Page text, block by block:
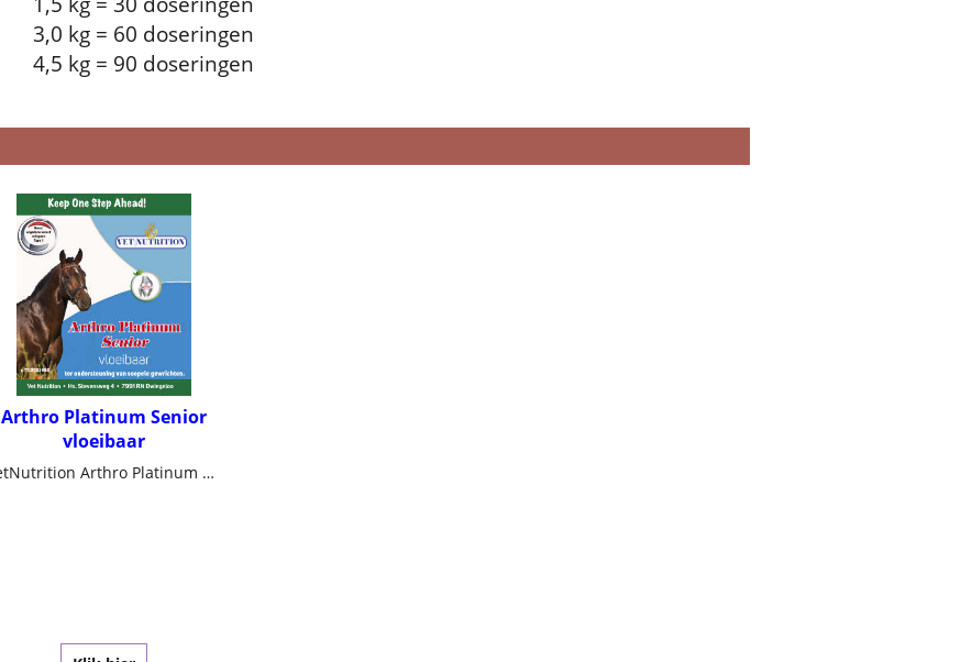
3,0 kg = 60 doseringen
4,5 kg = 90 doseringen
Arthro Platinum Senior
vloeibaar
VetNutrition Arthro Platinum Senior vloeibaar is een uitgebalanceerd breedspectrum gewricht supplement voor een optimale ondersteuning van het bewegingsapparaat speciaal voor het Senioren paard. Arthro Platinum vloeibaar bevat essentiële nutritionele ingrediënten in de meest pure vorm van Glucosanime HCL , Chrondroïtinesulfaat, Hyaluronzuur, MSM, Omega 3 en 6, cofactoren ( Mn, Zn, Cu) en UC II ( ongedenatureerd Collageen type II) in hoge concentraties ter ondersteuning van gewrichten, synovia (gewrichtsvloeistof), pezen, ligamenten en bot. Een krachtige natuurlijke werking bestaat in Arthro Platinum Senior vloeibaar door de sterk werkende combinatie van MSM en Duivelsklauw in een hoge concentratie, die helpen bij ongemakken veroorzaakt door verminderde kwaliteit (slijtage) van gewrichten. Helpt bij een fijne oude dag.